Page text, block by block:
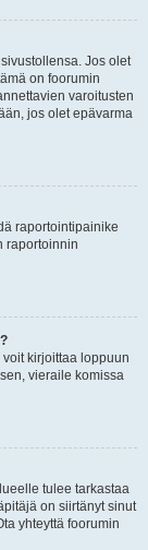
Jos olet
on foorumin
varoitusten
jos olet epävarma
raportointipainike
raportoinnin
kirjoittaa loppuun
vieraile komissa
tulee tarkastaa
on siirtänyt sinut
yhteyttä foorumin